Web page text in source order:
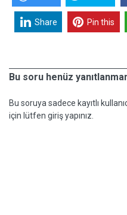
Share Pin this
Bu soru henüz
Bu soruya sadece kayıtlı
için lütfen giriş yapınız.